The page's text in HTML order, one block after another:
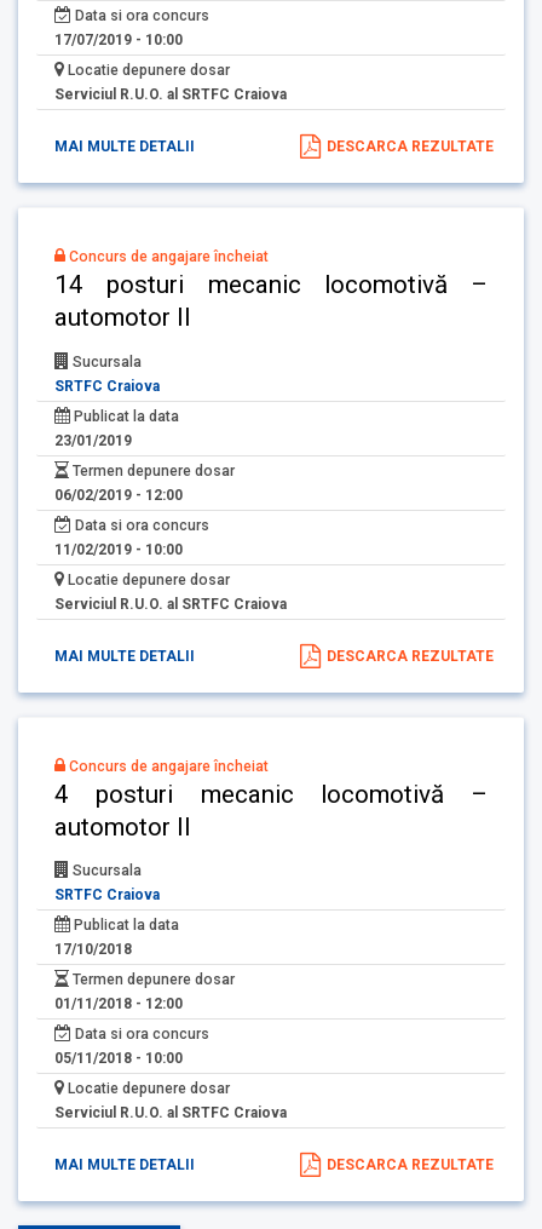
Data si ora concurs
17/07/2019 - 10:00
Locatie depunere dosar
Serviciul R.U.O. al SRTFC Craiova
MAI MULTE DETALII DESCARCA REZULTATE
Concurs de angajare încheiat
14 posturi mecanic locomotivă –
automotor II
Sucursala
SRTFC Craiova
Publicat la data
23/01/2019
Termen depunere dosar
06/02/2019 - 12:00
Data si ora concurs
11/02/2019 - 10:00
Locatie depunere dosar
Serviciul R.U.O. al SRTFC Craiova
MAI MULTE DETALII DESCARCA REZULTATE
Concurs de angajare încheiat
4 posturi mecanic locomotivă –
automotor II
Sucursala
SRTFC Craiova
Publicat la data
17/10/2018
Termen depunere dosar
01/11/2018 - 12:00
Data si ora concurs
05/11/2018 - 10:00
Locatie depunere dosar
Serviciul R.U.O. al SRTFC Craiova
MAI MULTE DETALII DESCARCA REZULTATE